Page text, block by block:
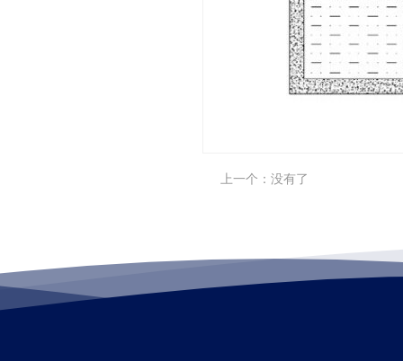
上一个：没有了